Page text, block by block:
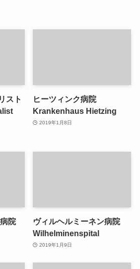
スト
ヒーツィンク病院
Krankenhaus Hietzing
2019年1月8日
院
ヴィルヘルミーネン病院
Wilhelminenspital
2019年1月9日